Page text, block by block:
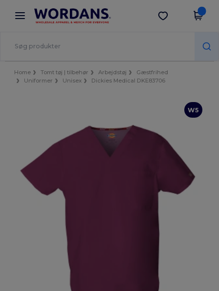
× Wordans-app
Bedre priser i appen!
Hent app
Home Tomt tøj | tilbehør Arbejdstøj
Gæstfrihed
Uniformer
Unisex Dickies Medical DKE83706
W5